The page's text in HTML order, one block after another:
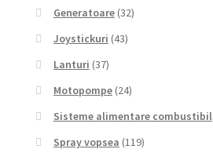
Generatoare (32)
Joystickuri (43)
Lanturi (37)
Motopompe (24)
Sisteme alimentare combustibil
Spray vopsea (119)